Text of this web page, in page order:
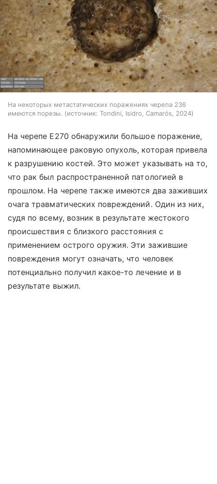
На некоторых метастатических поражениях черепа 236
имеются порезы.
источник: Tondini, Isidro, Camarós, 2024
На черепе E270 обнаружили большое поражение,
напоминающее раковую опухоль, которая привела
к разрушению костей. Это может указывать на то,
что рак был распространенной патологией в
прошлом. На черепе также имеются два заживших
очага травматических повреждений. Один из них,
судя по всему, возник в результате жестокого
происшествия с близкого расстояния с
применением острого оружия. Эти зажившие
повреждения могут означать, что человек
потенциально получил какое-то лечение и в
результате выжил.